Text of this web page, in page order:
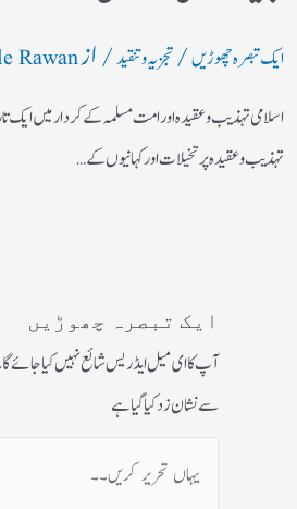
ایک تبصرہ چھوڑیں/تجزیہ و تنقید/ ازRawan
اسلامی تہذیب و عقیدہ اور امت مسلمہ کے کردار میں
تہذیب و عقیدہ پر تخیلات اور کہانیوں کے…
ایک تبصرہ چھوڑیں
آپ کا ای میل ایڈریس شائع نہیں کیا جائے
سے نشان زد کیا گیا ہے